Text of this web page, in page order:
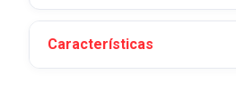
Características